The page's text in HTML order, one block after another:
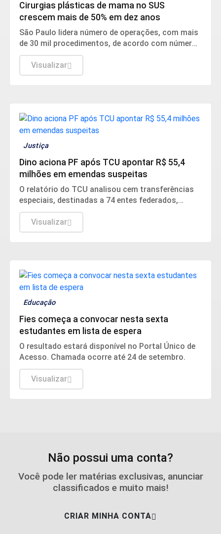
Cirurgias plásticas de mama no SUS
crescem mais de 50% em dez anos
São Paulo lidera número de operações, com mais
de 30 mil procedimentos, de acordo com números
da Sociedade Brasileira de Cirurgia Plástica.
Visualizar
Justiça
Dino aciona PF após TCU apontar R$ 55,4
milhões em emendas suspeitas
O relatório do TCU analisou cem transferências
especiais, destinadas a 74 entes federados,
totalizando o volume de R$ 198.109.222,97 de
recursos fiscalizados.
Visualizar
Educação
Fies começa a convocar nesta sexta
estudantes em lista de espera
O resultado estará disponível no Portal Único de
Acesso. Chamada ocorre até 24 de setembro.
Visualizar
Não possui uma conta?
Você pode ler matérias exclusivas, anunciar
classificados e muito mais!
CRIAR MINHA CONTA